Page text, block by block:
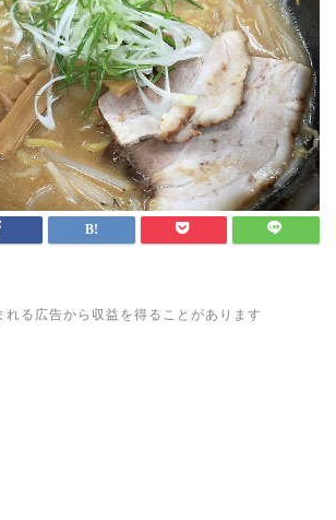
れる広告から収益を得ることがあります